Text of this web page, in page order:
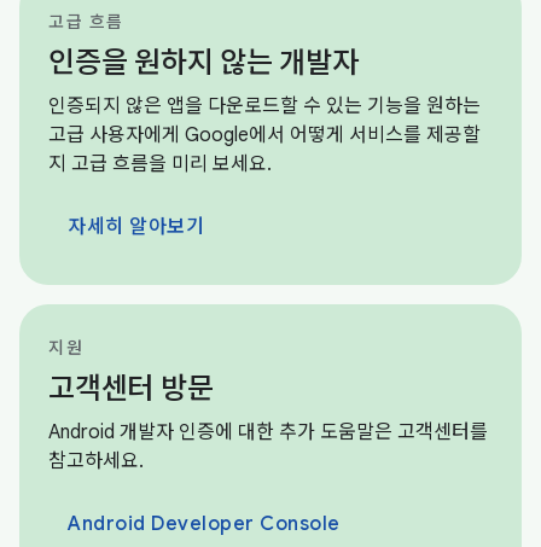
고급 흐름
인증을 원하지 않는 개발자
인증되지 않은 앱을 다운로드할 수 있는 기능을 원하는
고급 사용자에게 Google에서 어떻게 서비스를 제공할
지 고급 흐름을 미리 보세요.
자세히 알아보기
지원
고객센터 방문
Android 개발자 인증에 대한 추가 도움말은 고객센터를
참고하세요.
Android Developer Console